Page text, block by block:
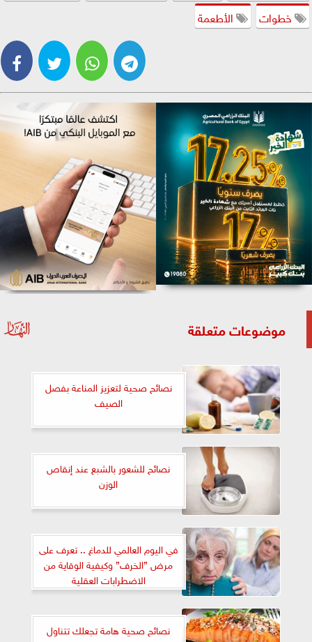
خطوات
الأطعمة
موضوعات متعلقة
نصائح صحية لتعزيز المناعة بفصل
الصيف
نصائح للشعور بالشبع عند إنقاص
الوزن
في اليوم العالمي للدماغ .. تعرف على
مرض ”الخرف” وكيفية الوقاية من
الاضطرابات العقلية
نصائح صحية هامة تجعلك تتناول